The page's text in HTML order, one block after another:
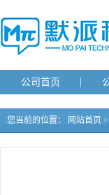
公司首页
您当前的位置： 网站首页 >